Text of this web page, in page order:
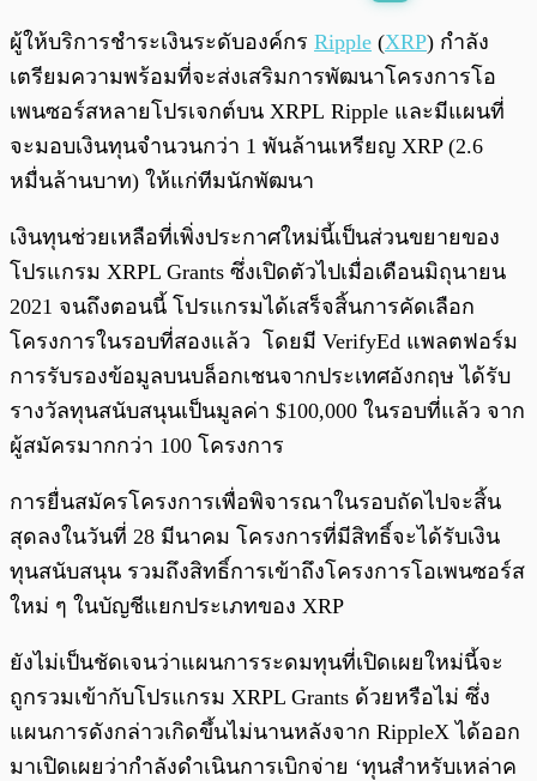
พร้อมเล่น / 0:00
ผู้ให้บริการชำระเงินระดับองค์กร Ripple (XRP) กำลัง
เตรียมความพร้อมที่จะส่งเสริมการพัฒนาโครงการโอ
เพนซอร์สหลายโปรเจกต์บน XRPL Ripple และมีแผนที่
จะมอบเงินทุนจำนวนกว่า 1 พันล้านเหรียญ XRP (2.6
หมื่นล้านบาท) ให้แก่ทีมนักพัฒนา
เงินทุนช่วยเหลือที่เพิ่งประกาศใหม่นี้เป็นส่วนขยายของ
โปรแกรม XRPL Grants ซึ่งเปิดตัวไปเมื่อเดือนมิถุนายน
2021 จนถึงตอนนี้ โปรแกรมได้เสร็จสิ้นการคัดเลือก
โครงการในรอบที่สองแล้ว โดยมี VerifyEd แพลตฟอร์ม
การรับรองข้อมูลบนบล็อกเชนจากประเทศอังกฤษ ได้รับ
รางวัลทุนสนับสนุนเป็นมูลค่า $100,000 ในรอบที่แล้ว จาก
ผู้สมัครมากกว่า 100 โครงการ
การยื่นสมัครโครงการเพื่อพิจารณาในรอบถัดไปจะสิ้น
สุดลงในวันที่ 28 มีนาคม โครงการที่มีสิทธิ์จะได้รับเงิน
ทุนสนับสนุน รวมถึงสิทธิ์การเข้าถึงโครงการโอเพนซอร์ส
ใหม่ ๆ ในบัญชีแยกประเภทของ XRP
ยังไม่เป็นชัดเจนว่าแผนการระดมทุนที่เปิดเผยใหม่นี้จะ
ถูกรวมเข้ากับโปรแกรม XRPL Grants ด้วยหรือไม่ ซึ่ง
แผนการดังกล่าวเกิดขึ้นไม่นานหลังจาก RippleX ได้ออก
มาเปิดเผยว่ากำลังดำเนินการเบิกจ่าย ‘ทุนสำหรับเหล่าค